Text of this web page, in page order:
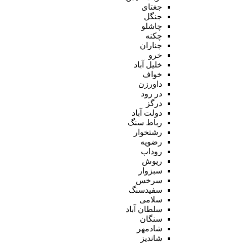
جغتای
جنگل
چاشلو
چکنه
چناران
خرو
خلیل آباد
خواف
داورزن
در رود
درگز
دولت آباد
رباط سنگ
رشتخوار
رضویه
روداب
ریوش
سبزوار
سرخس
سفیدسنگ
سلامی
سلطان آباد
سنگان
شادمهر
شاندیز